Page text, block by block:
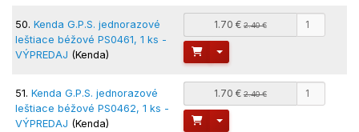
50. Kenda G.P.S. jednorazové
leštiace béžové PS0461, 1 ks -
VÝPREDAJ (Kenda)
1.70 €2.40 €
Toggle Dropdown
51. Kenda G.P.S. jednorazové
leštiace béžové PS0462, 1 ks -
VÝPREDAJ (Kenda)
1.70 €2.40 €
Toggle Dropdown